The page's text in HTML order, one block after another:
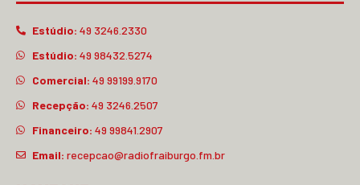
Estúdio: 49 3246.2330
Estúdio: 49 98432.5274
Comercial: 49 99199.9170
Recepção: 49 3246.2507
Financeiro: 49 99841.2907
Email: recepcao@radiofraiburgo.fm.br